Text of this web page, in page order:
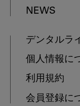
NEWS
デンタルラ
個人情報に
利用規約
会員登録に